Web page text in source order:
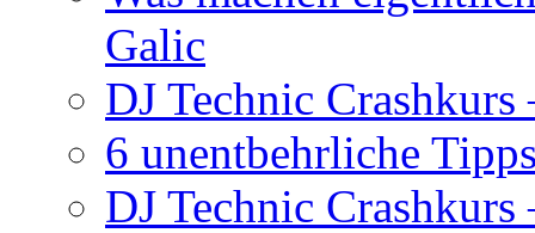
Galic
DJ Technic
6 unentbehrliche
DJ Technic